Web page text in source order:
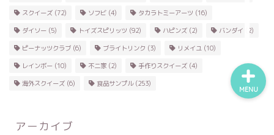
スクイーズ (72) ソフビ (4) タカラトミーアーツ (16)
ダイソー (5) トイズスピリッツ (92) ハピンズ (2) バンダイ (2)
ピーナッツクラブ (6) ブライトリンク (3) リメイユ (10)
レインボー (10) 不二家 (2) 手作りスクイーズ (4)
海外スクイーズ (6) 食品サンプル(253)
アーカイブ
MENU
トイスピ